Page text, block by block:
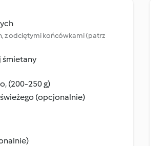
z odciętymi końcówkami (patrz
śmietany
(200-250 g)
(opcjonalnie)